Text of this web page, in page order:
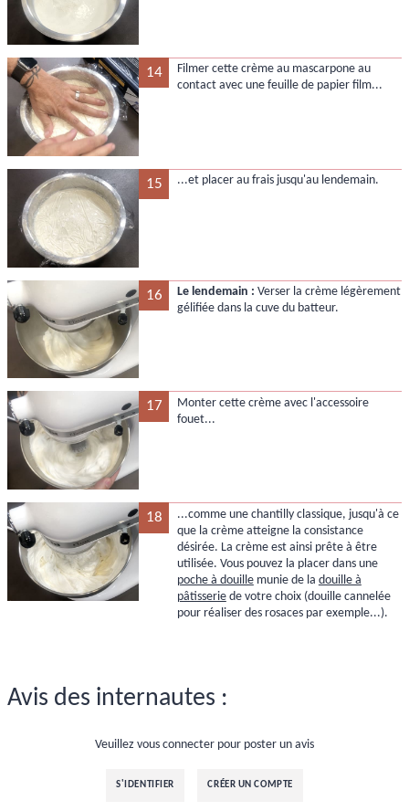
14
Filmer cette crème au mascarpone au
contact avec une feuille de papier film...
15 ...et placer au frais jusqu'au lendemain.
16 Le lendemain : Verser la crème légèrement
gélifiée dans la cuve du batteur.
17
Monter cette crème avec l'accessoire
fouet...
18
...comme une chantilly classique, jusqu'à ce
que la crème atteigne la consistance
désirée. La crème est ainsi prête à être
utilisée. Vous pouvez la placer dans une
poche à douillemunie de la douille à
pâtisseriede votre choix (douille cannelée
pour réaliser des rosaces par exemple...).
Avis des internautes :
Veuillez vous connecter pour poster un avis
S'IDENTIFIER CRÉER UN COMPTE